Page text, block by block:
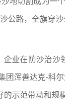
公路，全旗穿
业在防沙治
团浑善达克-科
示范带动和